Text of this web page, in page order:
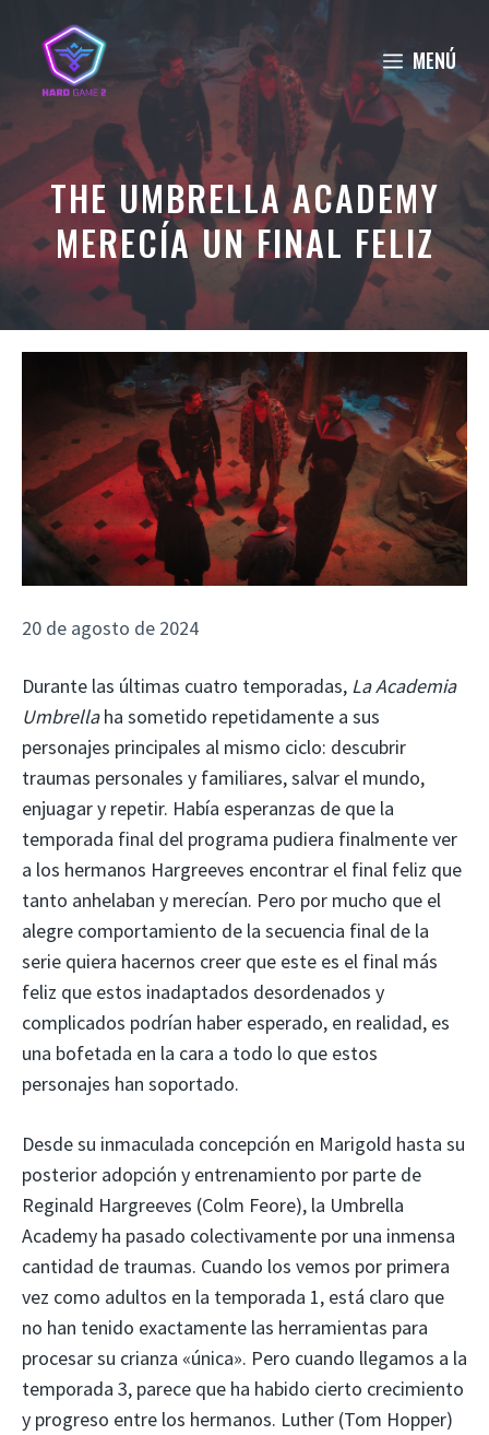
contenido
MENÚ
THE UMBRELLA ACADEMY
MERECÍA UN FINAL FELIZ
20 de agosto de 2024
Durante las últimas cuatro temporadas, La Academia
Umbrellaha sometido repetidamente a sus
personajes principales al mismo ciclo: descubrir
traumas personales y familiares, salvar el mundo,
enjuagar y repetir. Había esperanzas de que la
temporada final del programa pudiera finalmente ver
a los hermanos Hargreeves encontrar el final feliz que
tanto anhelaban y merecían. Pero por mucho que el
alegre comportamiento de la secuencia final de la
serie quiera hacernos creer que este es el final más
feliz que estos inadaptados desordenados y
complicados podrían haber esperado, en realidad, es
una bofetada en la cara a todo lo que estos
personajes han soportado.
Desde su inmaculada concepción en Marigold hasta su
posterior adopción y entrenamiento por parte de
Reginald Hargreeves (Colm Feore), la Umbrella
Academy ha pasado colectivamente por una inmensa
cantidad de traumas. Cuando los vemos por primera
vez como adultos en la temporada 1, está claro que
no han tenido exactamente las herramientas para
procesar su crianza «única». Pero cuando llegamos a la
temporada 3, parece que ha habido cierto crecimiento
y progreso entre los hermanos. Luther (Tom Hopper)